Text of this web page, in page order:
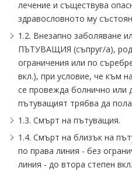
лечение и съществува
здравословното му
1.2. Внезапно заболяване
ПЪТУВАЩИЯ (съпруг/а),
ограничения или по
вкл.), при условие, че към
се провежда болнично или
пътуващият трябва да
1.3. Смърт на пътуващия.
1.4. Смърт на близък на
по права линия - без
линия - до втора степен